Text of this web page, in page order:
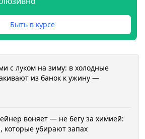
Быть в курсе
с луком на зиму: в холодные
из банок к ужину —
воняет — не бегу за химией:
которые убирают запах